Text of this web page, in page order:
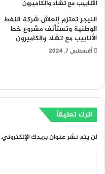
النيجر تعتزم إنعاش شركة النفط
الوطنية وتستأنف مشروع خط
الأنابيب مع تشاد والكاميرون
أغسطس 7, 2024
اترك تعليقاً
لن يتم نشر عنوان بريدك الإلكتروني.